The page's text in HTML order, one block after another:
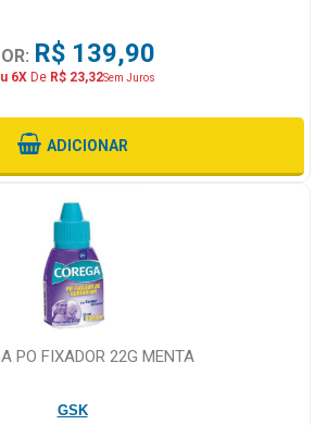
R$ 139,90
6XDe R$ 23,32Sem Juros
ADICIONAR
PO FIXADOR 22G MENTA
GSK